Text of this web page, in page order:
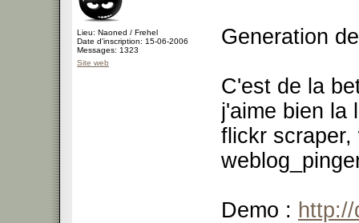
Lieu: Naoned / Frehel
Date d'inscription: 15-06-2006
Messages: 1323
Site web
Generation
C'est de la
j'aime bien la
flickr scraper,
Demo :